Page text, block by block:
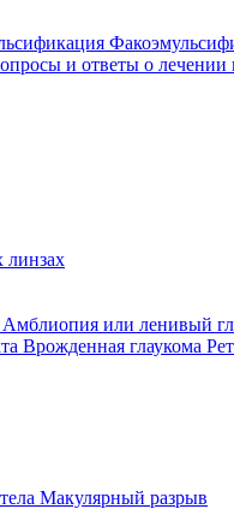
и ответы о лечении
линзах
Амблиопия или ленивый
Врожденная глаукома
Макулярный разрыв